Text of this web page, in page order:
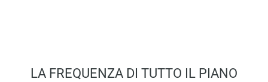
LA FREQUENZA DI TUTTO IL PIANO